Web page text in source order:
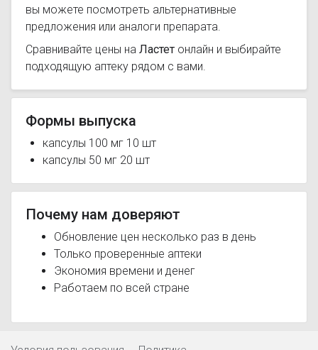
вы можете посмотреть альтернативные
предложения или аналоги препарата.
Сравнивайте цены на Ластет онлайн и выбирайте
подходящую аптеку рядом с вами.
Формы выпуска
капсулы 100 мг 10 шт
капсулы 50 мг 20 шт
Почему нам доверяют
Обновление цен несколько раз в день
Только проверенные аптеки
Экономия времени и денег
Работаем по всей стране